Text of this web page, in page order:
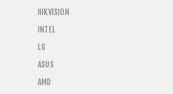
HIKVISION
INTEL
LG
ASUS
AMD